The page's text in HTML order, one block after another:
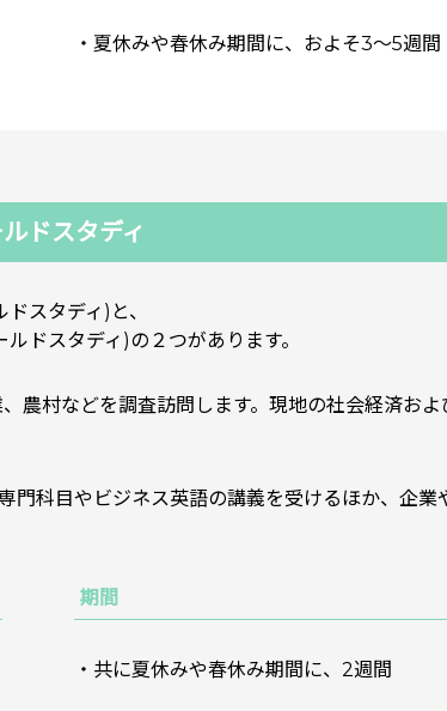
・夏休みや春休み期間に、およそ3～5週間
ドスタディ
スタディ)と、
ドスタディ)の２つがあります。
村などを調査訪問します。現地の社会経済お
科目やビジネス英語の講義を受けるほか、企業
期間
・共に夏休みや春休み期間に、2週間